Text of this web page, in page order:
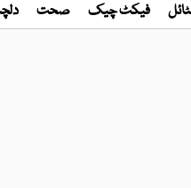
فیکٹ چیک صحت